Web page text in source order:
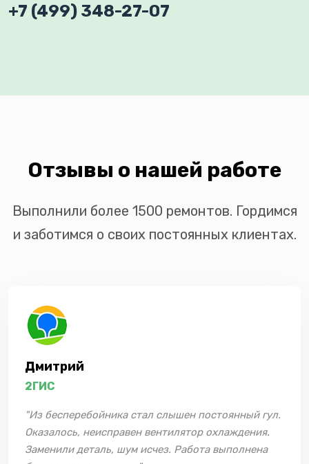
+7 (499) 348-27-07
Отзывы о нашей работе
Выполнили более 1500 ремонтов. Гордимся
и заботимся о своих постоянных клиентах.
Дмитрий
2ГИС
"Из бесперебойника стал слышен постоянный гул.
Оказалось, неисправен вентилятор охлаждения.
Заменили деталь, шум исчез. Работа выполнена